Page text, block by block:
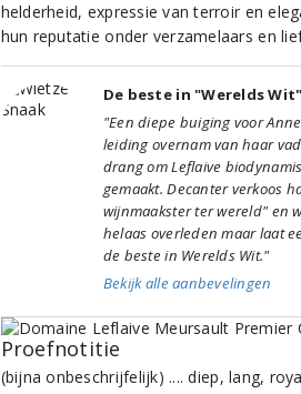
helderheid, expressie van terroir en
hun reputatie onder verzamelaars en
De beste in "Werelds Wit"
"Een diepe buiging voor
leiding overnam van haar
drang om Leflaive
gemaakt. Decanter verkoos
wijnmaakster ter wereld" en
helaas overleden maar laat
de beste in Werelds Wit."
Bekijk alle aanbevelingen
Proefnotitie
(bijna onbeschrijfelijk) .... diep, lang,